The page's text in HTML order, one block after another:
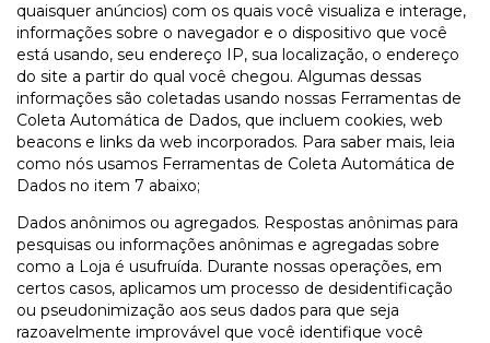
quaisquer anúncios) com os quais você visualiza e interage,
informações sobre o navegador e o dispositivo que você
está usando, seu endereço IP, sua localização, o endereço
do site a partir do qual você chegou. Algumas dessas
informações são coletadas usando nossas Ferramentas de
Coleta Automática de Dados, que incluem cookies, web
beacons e links da web incorporados. Para saber mais, leia
como nós usamos Ferramentas de Coleta Automática de
Dados no item 7 abaixo;
Dados anônimos ou agregados. Respostas anônimas para
pesquisas ou informações anônimas e agregadas sobre
como a Loja é usufruída. Durante nossas operações, em
certos casos, aplicamos um processo de desidentificação
ou pseudonimização aos seus dados para que seja
razoavelmente improvável que você identifique você